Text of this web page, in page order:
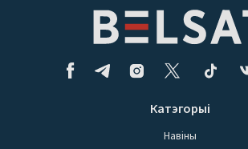
Катэгорыі
Навіны